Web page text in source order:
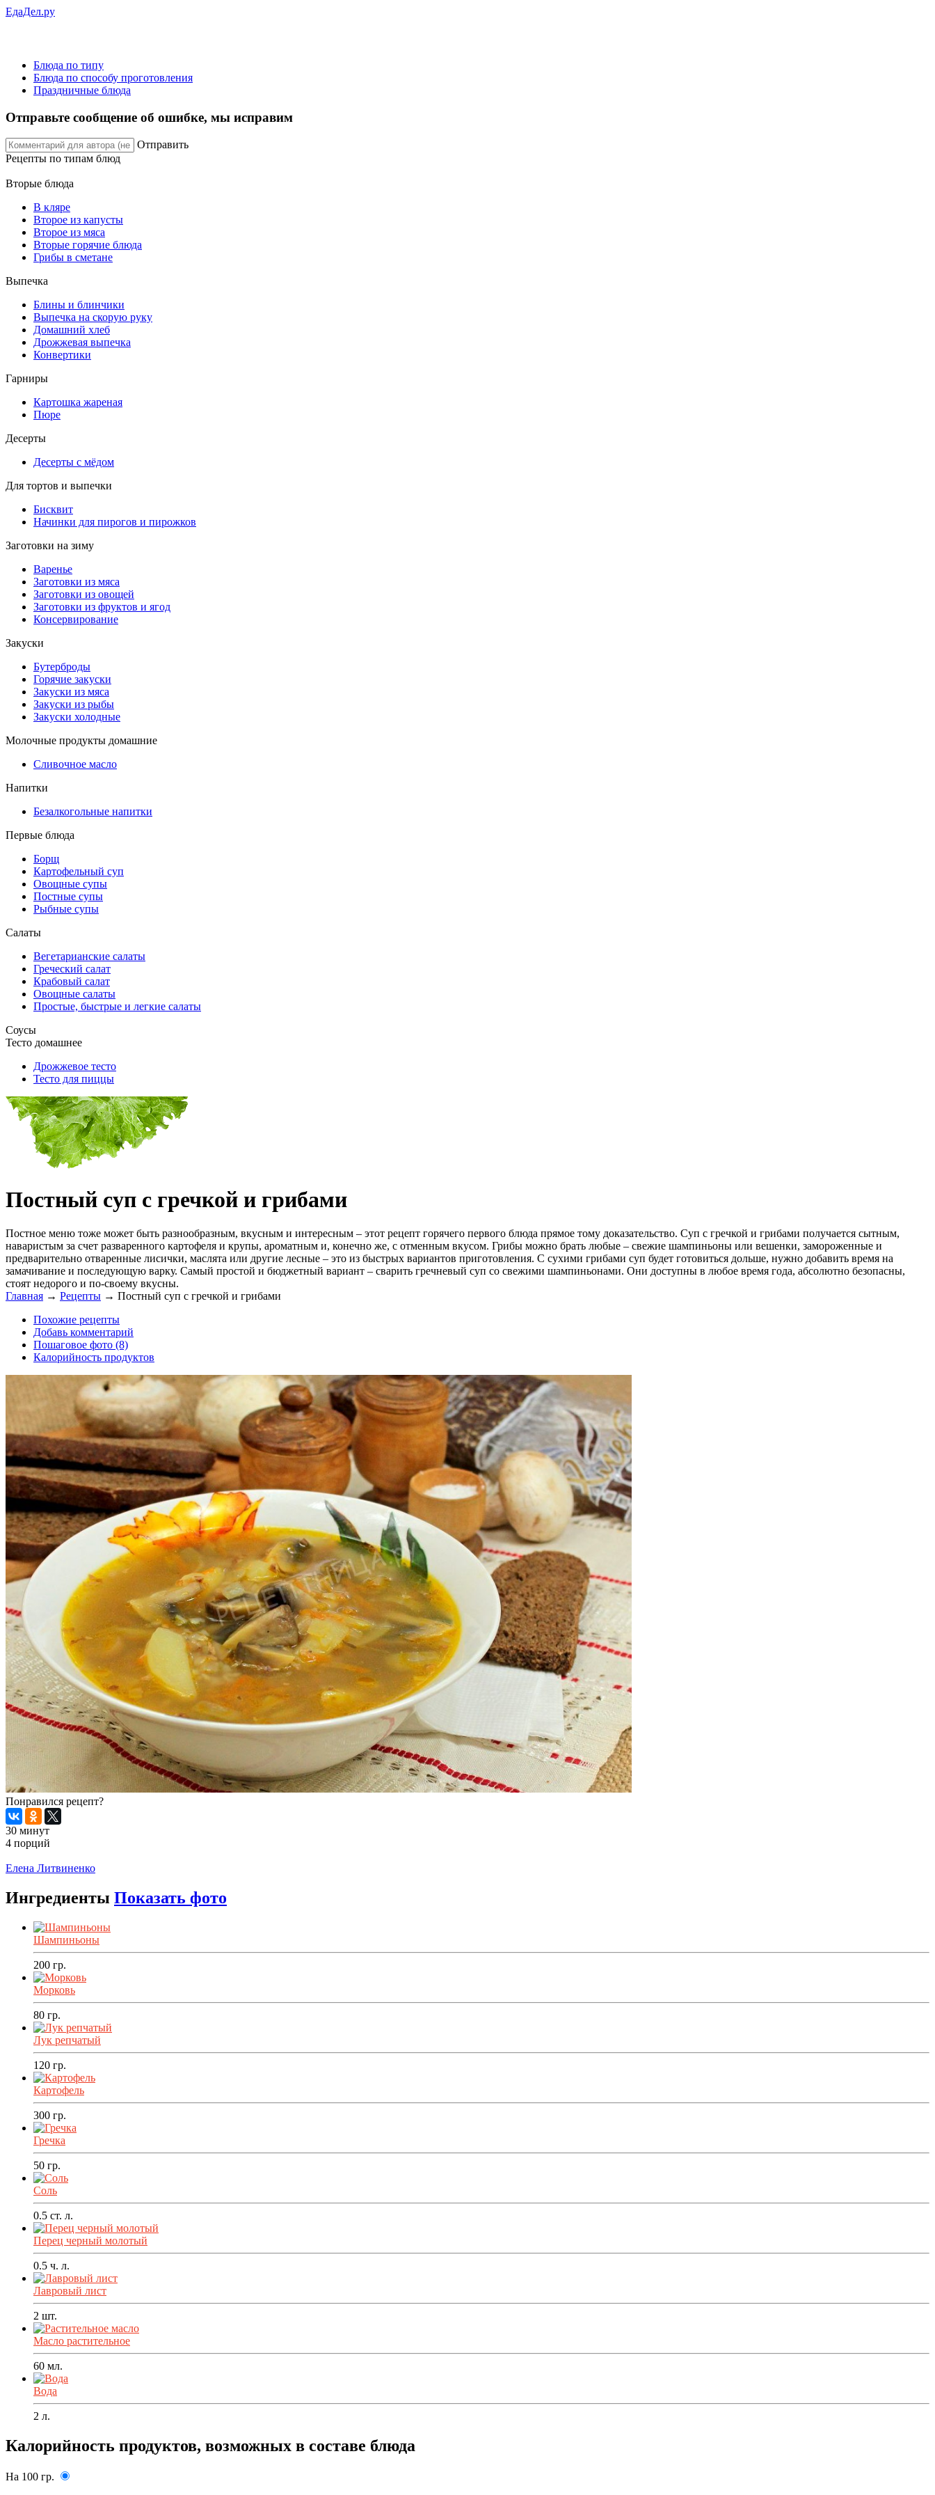
ЕдаДел.ру
Блюда по типу
Блюда по способу проготовления
Праздничные блюда
Отправьте сообщение об ошибке, мы исправим
Отправить
Рецепты по типам блюд
Вторые блюда
В кляре
Второе из капусты
Второе из мяса
Вторые горячие блюда
Грибы в сметане
Выпечка
Блины и блинчики
Выпечка на скорую руку
Домашний хлеб
Дрожжевая выпечка
Конвертики
Гарниры
Картошка жареная
Пюре
Десерты
Десерты с мёдом
Для тортов и выпечки
Бисквит
Начинки для пирогов и пирожков
Заготовки на зиму
Варенье
Заготовки из мяса
Заготовки из овощей
Заготовки из фруктов и ягод
Консервирование
Закуски
Бутерброды
Горячие закуски
Закуски из мяса
Закуски из рыбы
Закуски холодные
Молочные продукты домашние
Сливочное масло
Напитки
Безалкогольные напитки
Первые блюда
Борщ
Картофельный суп
Овощные супы
Постные супы
Рыбные супы
Салаты
Вегетарианские салаты
Греческий салат
Крабовый салат
Овощные салаты
Простые, быстрые и легкие салаты
Соусы
Тесто домашнее
Дрожжевое тесто
Тесто для пиццы
Постный суп с гречкой и грибами
Постное меню тоже может быть разнообразным, вкусным и интересным – этот рецепт горячего первого блюда прямое тому доказательство. Суп с гречкой и грибами получается сытным,
наваристым за счет разваренного картофеля и крупы, ароматным и, конечно же, с отменным вкусом. Грибы можно брать любые – свежие шампиньоны или вешенки, замороженные и
предварительно отваренные лисички, маслята или другие лесные – это из быстрых вариантов приготовления. С сухими грибами суп будет готовиться дольше, нужно добавить время на
замачивание и последующую варку. Самый простой и бюджетный вариант – сварить гречневый суп со свежими шампиньонами. Они доступны в любое время года, абсолютно безопасны,
стоят недорого и по-своему вкусны.
Главная → Рецепты → Постный суп с гречкой и грибами
Похожие рецепты
Добавь комментарий
Пошаговое фото (8)
Калорийность продуктов
Понравился рецепт?
30 минут
4 порций
Елена Литвиненко
Ингредиенты Показать фото
Шампиньоны
200 гр.
Морковь
80 гр.
Лук репчатый
120 гр.
Картофель
300 гр.
Гречка
50 гр.
Соль
0.5 ст. л.
Перец черный молотый
0.5 ч. л.
Лавровый лист
2 шт.
Масло растительное
60 мл.
Вода
2 л.
Калорийность продуктов, возможных в составе блюда
На 100 гр.